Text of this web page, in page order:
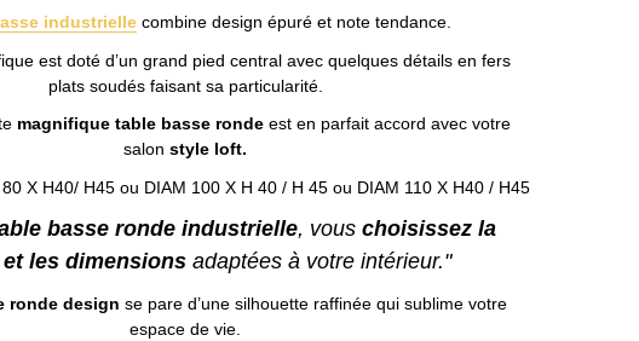
industrielle combine design épuré et note tendance.
est doté d’un grand pied central avec quelques détails en fers
plats soudés faisant sa particularité.
magnifique table basse ronde est en parfait accord avec votre
salonstyle loft.
X H40/ H45 ou DIAM 100 X H 40 / H 45 ou DIAM 110 X H40 / H45
basse ronde industrielle, vous choisissez la
les dimensions adaptées à votre intérieur."
ronde design se pare d’une silhouette raffinée qui sublime votre
espace de vie.